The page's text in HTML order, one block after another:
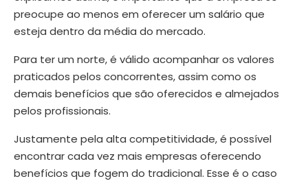
preocupe ao menos em oferecer um salário que
esteja dentro da média do mercado.
Para ter um norte, é válido acompanhar os valores
praticados pelos concorrentes, assim como os
demais benefícios que são oferecidos e almejados
pelos profissionais.
Justamente pela alta competitividade, é possível
encontrar cada vez mais empresas oferecendo
benefícios que fogem do tradicional. Esse é o caso